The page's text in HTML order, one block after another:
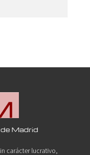
Madrid
carácter lucrativo,